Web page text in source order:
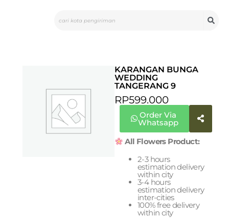
KARANGAN BUNGA
WEDDING
TANGERANG 9
RP599.000
Order Via
Whatsapp
All Flowers Product:
2-3 hours
estimation delivery
within city
3-4 hours
estimation delivery
inter-cities
100% free delivery
within city